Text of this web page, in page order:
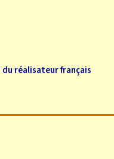
réalisateur français